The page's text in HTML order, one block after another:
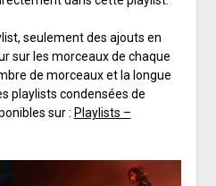
seulement des ajouts en
sur les morceaux de chaque
de morceaux et la longue
playlists condensées de
sur : Playlists –